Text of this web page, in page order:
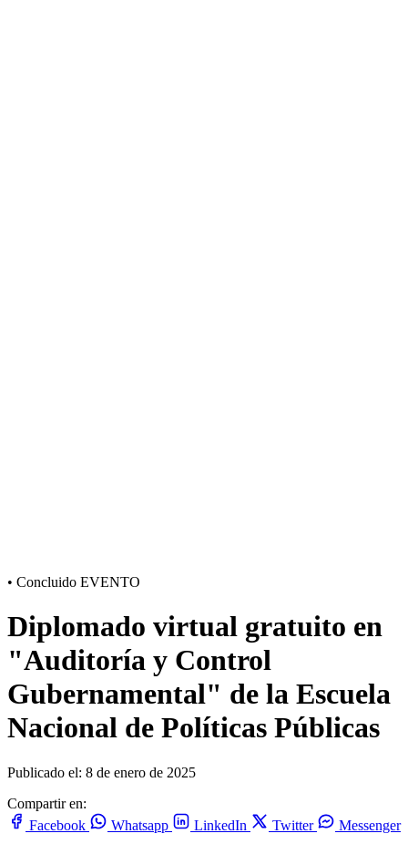
• Concluido EVENTO
Diplomado virtual gratuito en
"Auditoría y Control
Gubernamental" de la Escuela
Nacional de Políticas Públicas
Publicado el: 8 de enero de 2025
Compartir en:
Facebook
Whatsapp LinkedIn Twitter
Messenger